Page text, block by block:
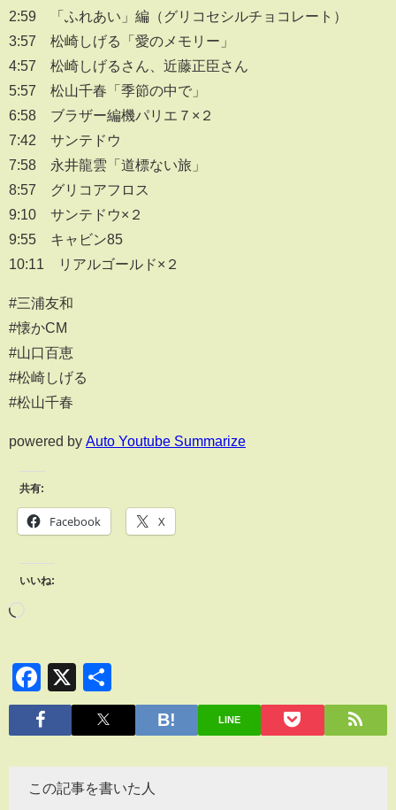
2:59 「ふれあい」編（グリコセシルチョコレート）
3:57 松崎しげる「愛のメモリー」
4:57 松崎しげるさん、近藤正臣さん
5:57 松山千春「季節の中で」
6:58 ブラザー編機パリエ７×２
7:42 サンテドウ
7:58 永井龍雲「道標ない旅」
8:57 グリコアフロス
9:10 サンテドウ×２
9:55 キャビン85
10:11 リアルゴールド×２
#三浦友和
#懐かCM
#山口百恵
#松崎しげる
#松山千春
powered by Auto Youtube Summarize
共有:
Facebook X
いいね:
Facebook
X
有
LINE
この記事を書いた人